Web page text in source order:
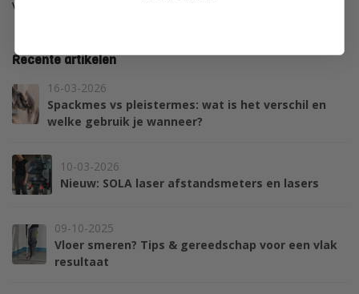
verhogen met een verlengstuk.
Recente artikelen
16-03-2026
Spackmes vs pleistermes: wat is het verschil en
welke gebruik je wanneer?
10-03-2026
Nieuw: SOLA laser afstandsmeters en lasers
09-10-2025
Vloer smeren? Tips & gereedschap voor een vlak
resultaat